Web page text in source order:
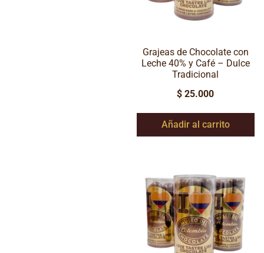
Grajeas de Chocolate con
Leche 40% y Café – Dulce
Tradicional
$ 25.000
Añadir al carrito